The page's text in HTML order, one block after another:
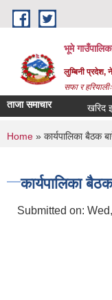
Skip to main content
भूमे
लुम्बिनी प्रदेश,
सफा र
ताजा समाचार खरिद इकाई
You are
Home » कार्यपालिका बैठक
कार्यपालिका
Submitted on: